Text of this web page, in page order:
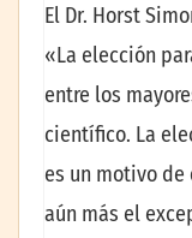
El Dr. Horst
«La elección
entre los
científico. La
es un motivo de
aún más el